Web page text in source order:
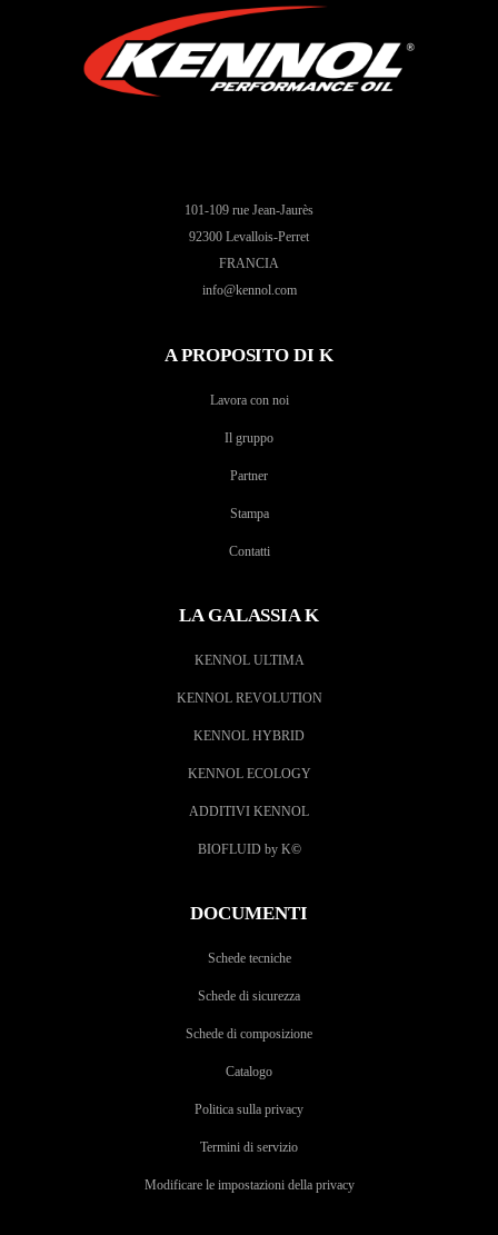
101-109 rue Jean-Jaurès
92300 Levallois-Perret
FRANCIA
info@kennol.com
A PROPOSITO DI K
Lavora con noi
Il gruppo
Partner
Stampa
Contatti
LA GALASSIA K
KENNOL ULTIMA
KENNOL REVOLUTION
KENNOL HYBRID
KENNOL ECOLOGY
ADDITIVI KENNOL
BIOFLUID by K©
DOCUMENTI
Schede tecniche
Schede di sicurezza
Schede di composizione
Catalogo
Politica sulla privacy
Termini di servizio
Modificare le impostazioni della privacy